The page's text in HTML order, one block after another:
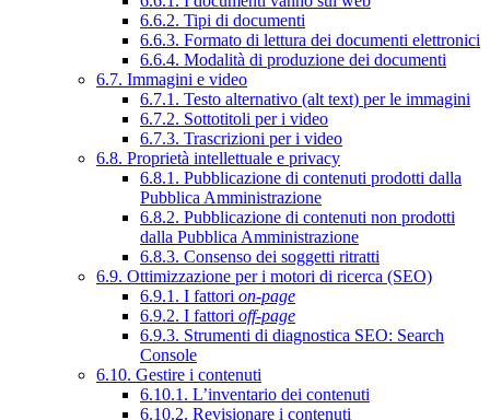
6.6.2. Tipi di documenti
6.6.3. Formato di lettura dei documenti elettronici
6.6.4. Modalità di produzione dei documenti
6.7. Immagini e video
6.7.1. Testo alternativo (alt text) per le immagini
6.7.2. Sottotitoli per i video
6.7.3. Trascrizioni per i video
6.8. Proprietà intellettuale e privacy
6.8.1. Pubblicazione di contenuti prodotti dalla
Pubblica Amministrazione
6.8.2. Pubblicazione di contenuti non prodotti
dalla Pubblica Amministrazione
6.8.3. Consenso dei soggetti ritratti
6.9. Ottimizzazione per i motori di ricerca (SEO)
6.9.1. I fattori on-page
6.9.2. I fattori off-page
6.9.3. Strumenti di diagnostica SEO: Search
Console
6.10. Gestire i contenuti
6.10.1. L’inventario dei contenuti
6.10.2. Revisionare i contenuti